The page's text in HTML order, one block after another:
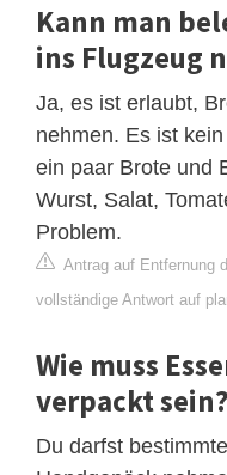
Kann man
ins Flugzeug
Ja, es ist erlaubt,
nehmen. Es ist
ein paar Brote und
Wurst, Salat,
Problem.
Antrag auf Entfernung
vollständige Antwort auf
Wie muss
verpackt sein?
Du darfst